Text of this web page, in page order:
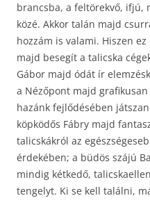
brancsba, a feltörekvő, ifjú,
közé. Akkor talán majd
hozzám is valami. Hiszen
majd besegít a talicska
Gábor majd ódát ír
a Nézőpont majd
hazánk fejlődésében
köpködős Fábry majd
talicskákról az
érdekében; a büdös szájú
mindig kétkedő,
tengelyt. Ki se kell találni,